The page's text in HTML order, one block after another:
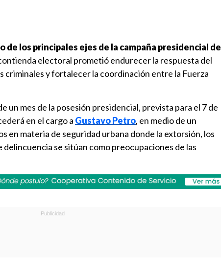
de los principales ejes de la campaña presidencial de
electoral prometió endurecer la respuesta del
criminales y fortalecer la coordinación entre la Fuerza
un mes de la posesión presidencial, prevista para el 7 de
en el cargo a Gustavo Petro, en medio de un
en materia de seguridad urbana donde la extorsión, los
se sitúan como preocupaciones de las